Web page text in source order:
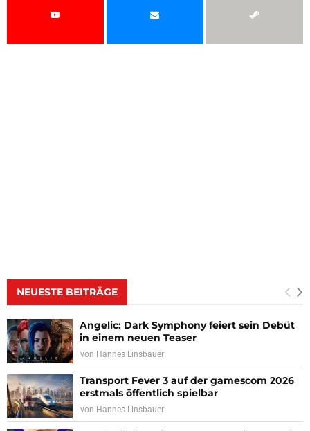
NEUESTE BEITRÄGE
Angelic: Dark Symphony feiert sein Debüt
in einem neuen Teaser
von Hannes Linsbauer
Transport Fever 3 auf der gamescom 2026
erstmals öffentlich spielbar
von Hannes Linsbauer